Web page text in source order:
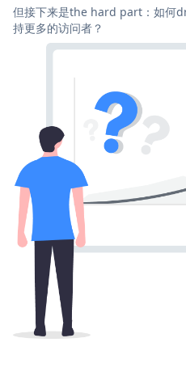
但接下来是the hard part：如何
持更多的访问者？